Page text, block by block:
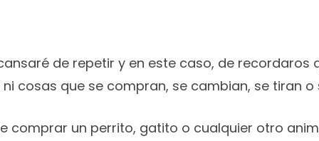
de repetir y en este caso, de
cosas que se compran, se cambian, se tiran o
comprar un perrito, gatito o cualquier otro